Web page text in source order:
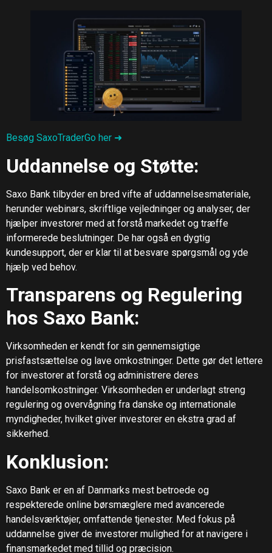
Besøg SaxoTraderGo her ➜
Uddannelse og Støtte:
Saxo Bank tilbyder en bred vifte af uddannelsesmateriale,
herunder webinars, skriftlige vejledninger og analyser, der
hjælper investorer med at forstå markedet og træffe
informerede beslutninger. De har også en dygtig
kundesupport, der er klar til at besvare spørgsmål og yde
hjælp ved behov.
Transparens og Regulering
hos Saxo Bank:
Virksomheden er kendt for sin gennemsigtige
prisfastsættelse og lave omkostninger. Dette gør det lettere
for investorer at forstå og administrere deres
handelsomkostninger. Virksomheden er underlagt streng
regulering og overvågning fra danske og internationale
myndigheder, hvilket giver investorer en ekstra grad af
sikkerhed.
Konklusion:
Saxo Bank er en af Danmarks mest betroede og
respekterede online børsmæglere med avancerede
handelsværktøjer, omfattende tjenester. Med fokus på
uddannelse giver de investorer mulighed for at navigere i
finansmarkedet med tillid og præcision.